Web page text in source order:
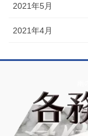
2021年5月
2021年4月